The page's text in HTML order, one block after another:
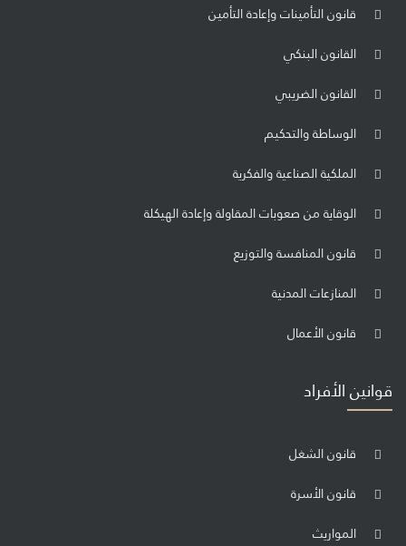
قانون التأمينات وإعادة التأمين
القانون البنكي
القانون الضريبي
الوساطة والتحكيم
الملكية الصناعية والفكرية
الوقاية من صعوبات المقاولة وإعادة الهيكلة
قانون المنافسة والتوزيع
المنازعات المدنية
قانون الأعمال
قوانين الأفراد
قانون الشغل
قانون الأسرة
المواريث